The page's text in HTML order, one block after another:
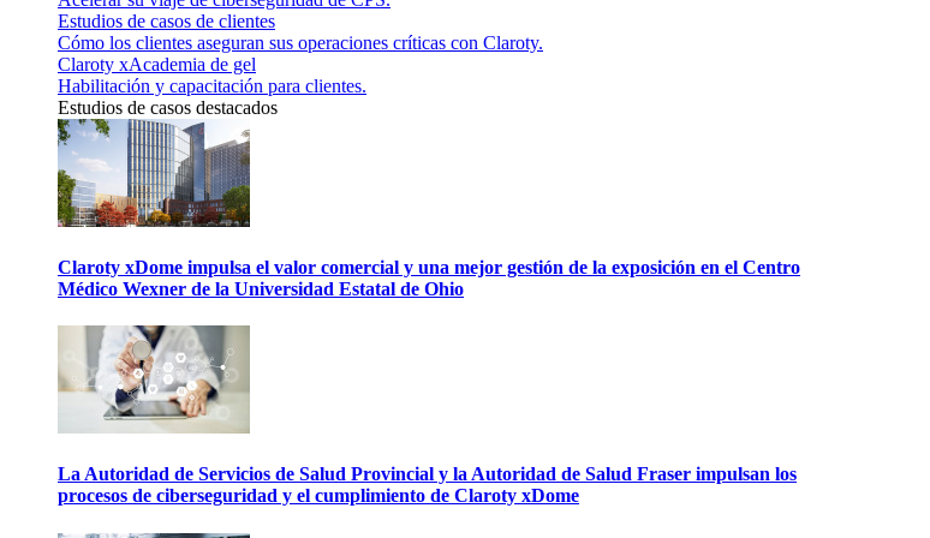
Estudios de casos de clientes
Cómo los clientes aseguran sus operaciones críticas con Claroty.
Claroty xAcademia de gel
Habilitación y capacitación para clientes.
Estudios de casos destacados
Claroty xDome impulsa el valor comercial y una mejor gestión de la exposición en el Centro
Médico Wexner de la Universidad Estatal de Ohio
La Autoridad de Servicios de Salud Provincial y la Autoridad de Salud Fraser impulsan los
procesos de ciberseguridad y el cumplimiento de Claroty xDome